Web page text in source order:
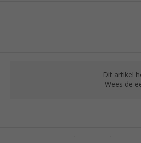
Dit artikel
Wees de